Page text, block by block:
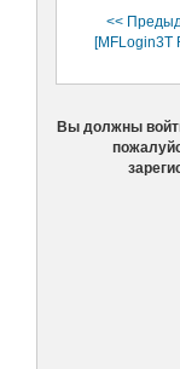
<<
[MFLogin3T
Вы должны